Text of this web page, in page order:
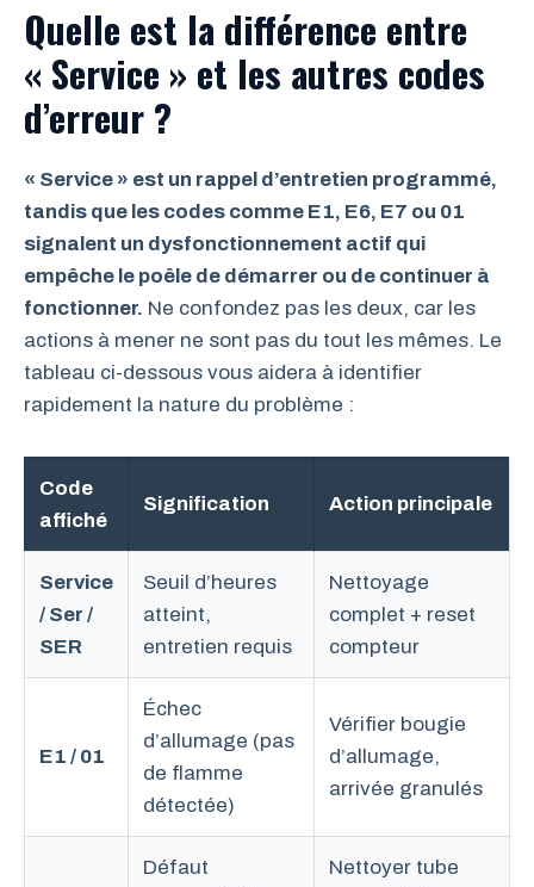
Quelle est la différence entre
« Service » et les autres codes
d’erreur ?
« Service » est un rappel d’entretien programmé,
tandis que les codes comme E1, E6, E7 ou 01
signalent un dysfonctionnement actif qui
empêche le poêle de démarrer ou de continuer à
fonctionner. Ne confondez pas les deux, car les
actions à mener ne sont pas du tout les mêmes. Le
tableau ci-dessous vous aidera à identifier
rapidement la nature du problème :
Code
affiché
Signification Action principale
Service
/ Ser /
SER
Seuil d’heures
atteint,
entretien requis
Nettoyage
complet + reset
compteur
E1 / 01
Échec
d’allumage (pas
de flamme
détectée)
Vérifier bougie
d’allumage,
arrivée granulés
Défaut
Nettoyer tube